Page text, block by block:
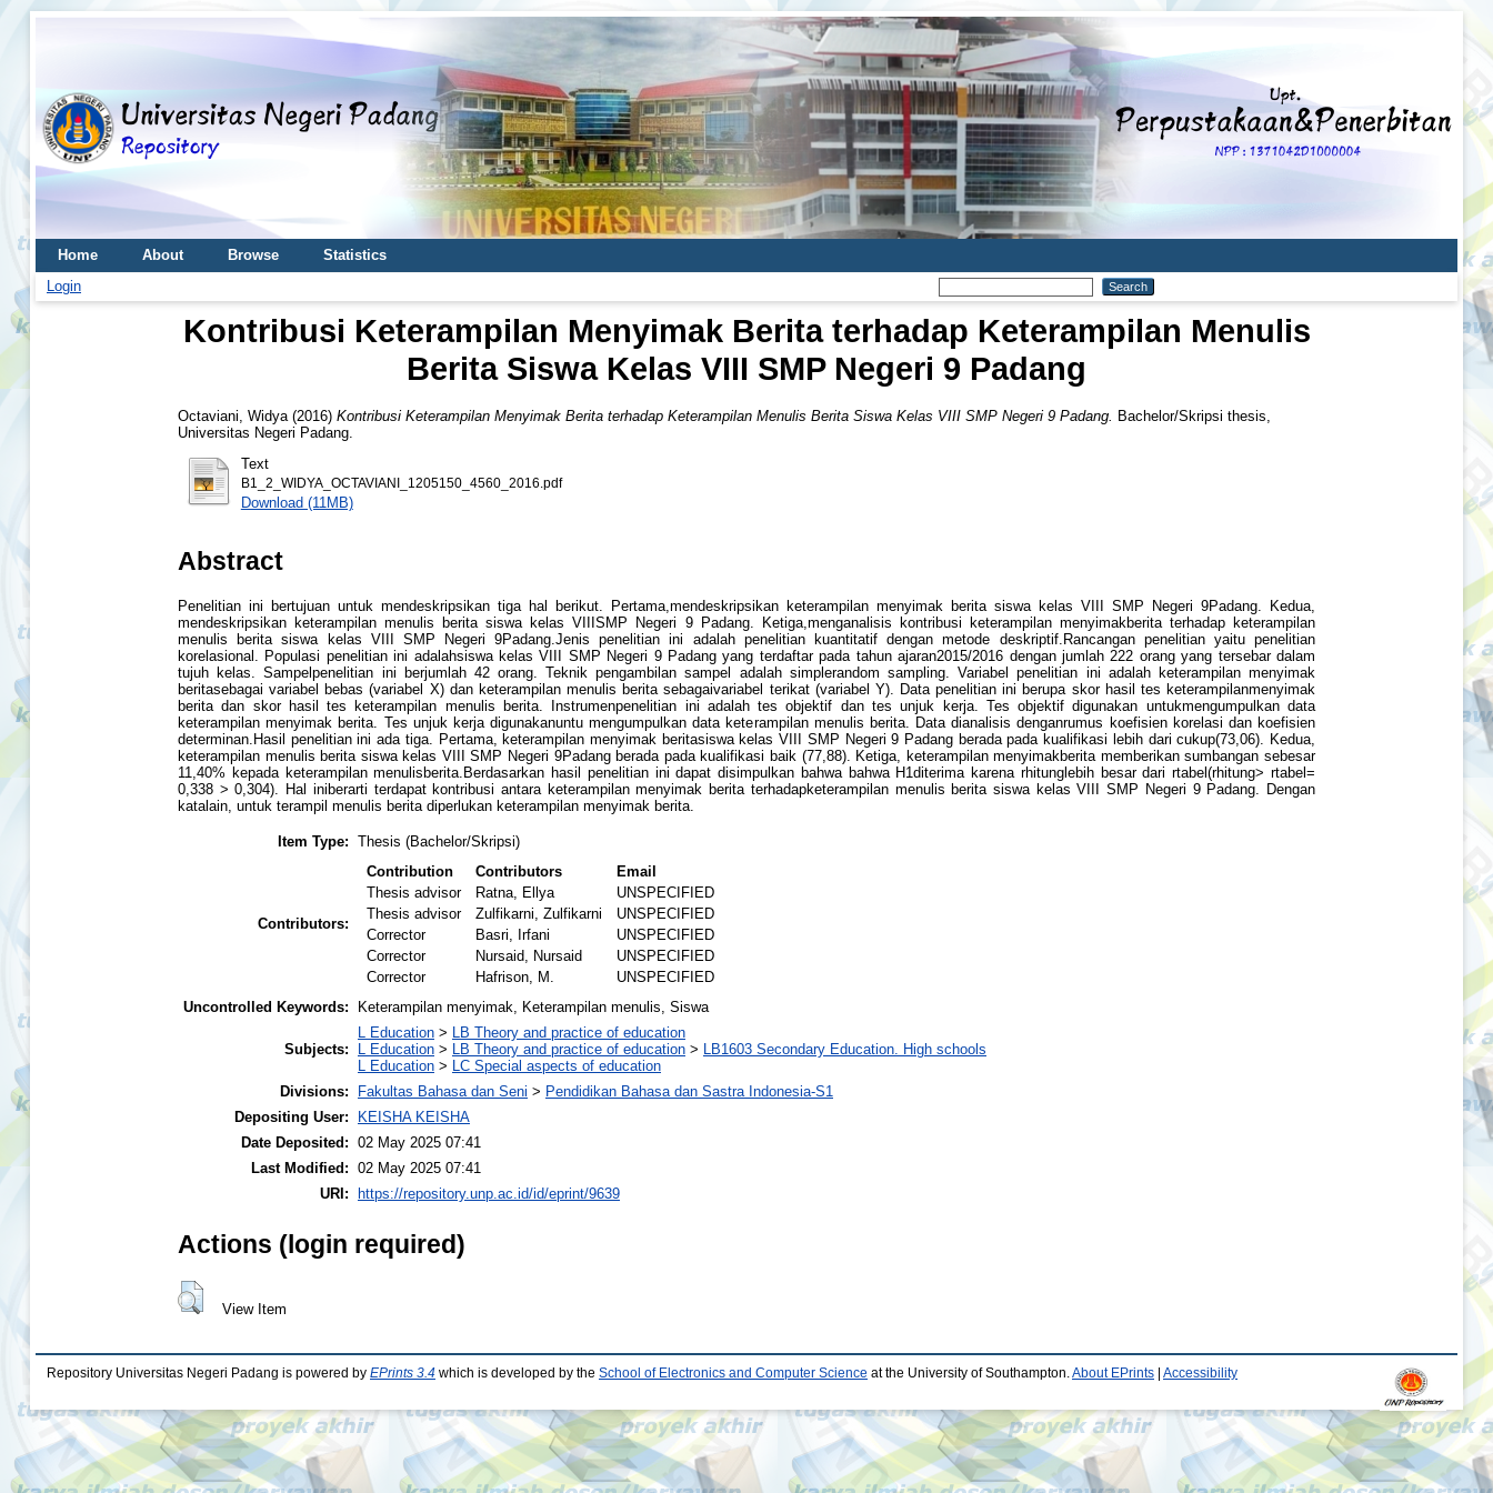
Home About Browse
Statistics
Login
Kontribusi Keterampilan Menyimak Berita terhadap Keterampilan Menulis
Berita Siswa Kelas VIII SMP Negeri 9 Padang
Octaviani, Widya (2016) Kontribusi Keterampilan Menyimak Berita terhadap Keterampilan Menulis Berita Siswa Kelas VIII SMP Negeri 9 Padang.
Bachelor/Skripsi thesis,
Universitas Negeri Padang.
Text
B1_2_WIDYA_OCTAVIANI_1205150_4560_2016.pdf
Download (11MB)
Abstract
Penelitian ini bertujuan untuk mendeskripsikan tiga hal berikut. Pertama,mendeskripsikan keterampilan menyimak berita siswa kelas VIII SMP Negeri 9Padang. Kedua,
mendeskripsikan keterampilan menulis berita siswa kelas VIIISMP Negeri 9 Padang. Ketiga,menganalisis kontribusi keterampilan menyimakberita terhadap keterampilan
menulis berita siswa kelas VIII SMP Negeri 9Padang.Jenis penelitian ini adalah penelitian kuantitatif dengan metode deskriptif.Rancangan penelitian yaitu penelitian
korelasional. Populasi penelitian ini adalahsiswa kelas VIII SMP Negeri 9 Padang yang terdaftar pada tahun ajaran2015/2016 dengan jumlah 222 orang yang tersebar dalam
tujuh kelas. Sampelpenelitian ini berjumlah 42 orang. Teknik pengambilan sampel adalah simplerandom sampling. Variabel penelitian ini adalah keterampilan menyimak
beritasebagai variabel bebas (variabel X) dan keterampilan menulis berita sebagaivariabel terikat (variabel Y). Data penelitian ini berupa skor hasil tes keterampilanmenyimak
berita dan skor hasil tes keterampilan menulis berita. Instrumenpenelitian ini adalah tes objektif dan tes unjuk kerja. Tes objektif digunakan untukmengumpulkan data
keterampilan menyimak berita. Tes unjuk kerja digunakanuntu mengumpulkan data keterampilan menulis berita. Data dianalisis denganrumus koefisien korelasi dan koefisien
determinan.Hasil penelitian ini ada tiga. Pertama, keterampilan menyimak beritasiswa kelas VIII SMP Negeri 9 Padang berada pada kualifikasi lebih dari cukup(73,06). Kedua,
keterampilan menulis berita siswa kelas VIII SMP Negeri 9Padang berada pada kualifikasi baik (77,88). Ketiga, keterampilan menyimakberita memberikan sumbangan sebesar
11,40% kepada keterampilan menulisberita.Berdasarkan hasil penelitian ini dapat disimpulkan bahwa bahwa H1diterima karena rhitunglebih besar dari rtabel(rhitung> rtabel=
0,338 > 0,304). Hal iniberarti terdapat kontribusi antara keterampilan menyimak berita terhadapketerampilan menulis berita siswa kelas VIII SMP Negeri 9 Padang. Dengan
katalain, untuk terampil menulis berita diperlukan keterampilan menyimak berita.
Item Type: Thesis (Bachelor/Skripsi)
Contributors:
Contribution Contributors
Email
Thesis advisor
Ratna, Ellya
UNSPECIFIED
Thesis advisor
Zulfikarni, Zulfikarni
UNSPECIFIED
Corrector
Basri, Irfani
UNSPECIFIED
Corrector
Nursaid, Nursaid
UNSPECIFIED
Corrector
Hafrison, M.
UNSPECIFIED
Uncontrolled Keywords:
Keterampilan menyimak, Keterampilan menulis, Siswa
Subjects:
L Education > LB Theory and practice of education
L Education > LB Theory and practice of education > LB1603 Secondary Education. High schools
L Education > LC Special aspects of education
Divisions:
Fakultas Bahasa dan Seni > Pendidikan Bahasa dan Sastra Indonesia-S1
Depositing User:
KEISHA KEISHA
Date Deposited: 02 May 2025 07:41
Last Modified: 02 May 2025 07:41
URI:
https://repository.unp.ac.id/id/eprint/9639
Actions (login required)
View Item
Repository Universitas Negeri Padang is powered by EPrints 3.4 which is developed by the School of Electronics and Computer Science at the University of Southampton.About EPrints Accessibility